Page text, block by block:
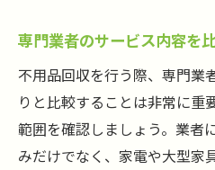
専門業者のサービス内容を
不用品回収を行う際、専門業
りと比較することは非常に重
範囲を確認しましょう。業者
みだけでなく、家電や大型家